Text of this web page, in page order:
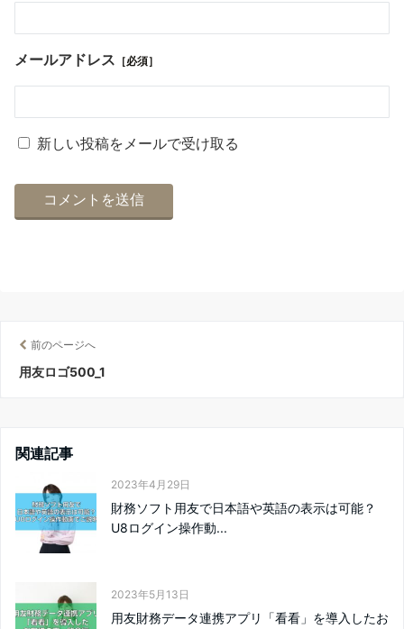
メールアドレス ［必須］
新しい投稿をメールで受け取る
前のページへ
用友ロゴ500_1
関連記事
2023年4月29日
財務ソフト用友で日本語や英語の表示は可能？
U8ログイン操作動...
2023年5月13日
用友財務データ連携アプリ「看看」を導入したお